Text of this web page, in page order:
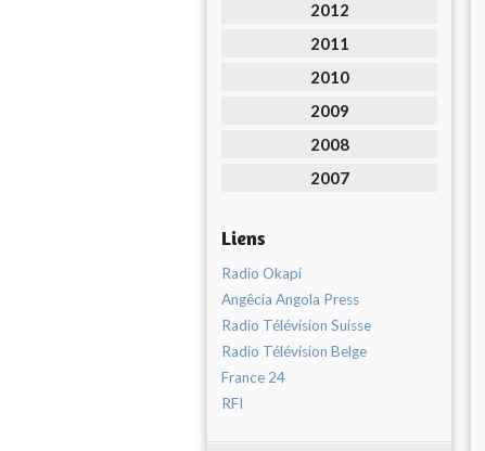
2012
2011
2010
2009
2008
2007
Liens
Radio Okapi
Angêcia Angola Press
Radio Télévision Suisse
Radio Télévision Belge
France 24
RFI